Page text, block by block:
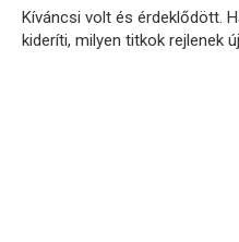
Kíváncsi volt és érdeklődött.
kideríti, milyen titkok rejlenek